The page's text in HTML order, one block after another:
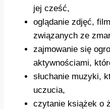
jej cześć,
oglądanie zdjęć,
związanych ze
zajmowanie się
aktywnościami,
słuchanie muzyki,
uczucia,
czytanie książek o